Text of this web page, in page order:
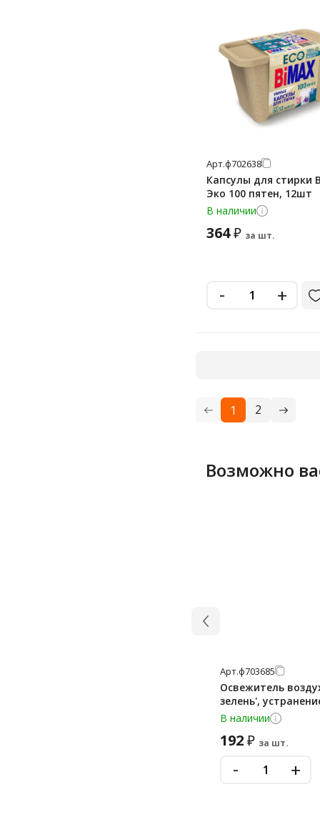
Арт.ф702638
Капсулы для стирки
Эко 100 пятен, 12шт
В наличии
364₽ за шт.
- +
1 2
Возможно
Арт.ф703685
Освежитель
зелень',
В наличии
192₽ за шт.
- +